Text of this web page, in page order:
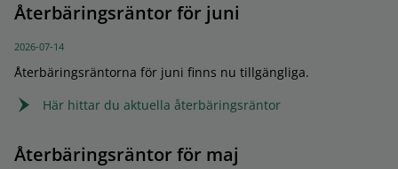
Återbäringsräntor för juni
2026-07-14
Återbäringsräntorna för juni finns nu tillgängliga.
Här hittar du aktuella återbäringsräntor
Återbäringsräntor för maj